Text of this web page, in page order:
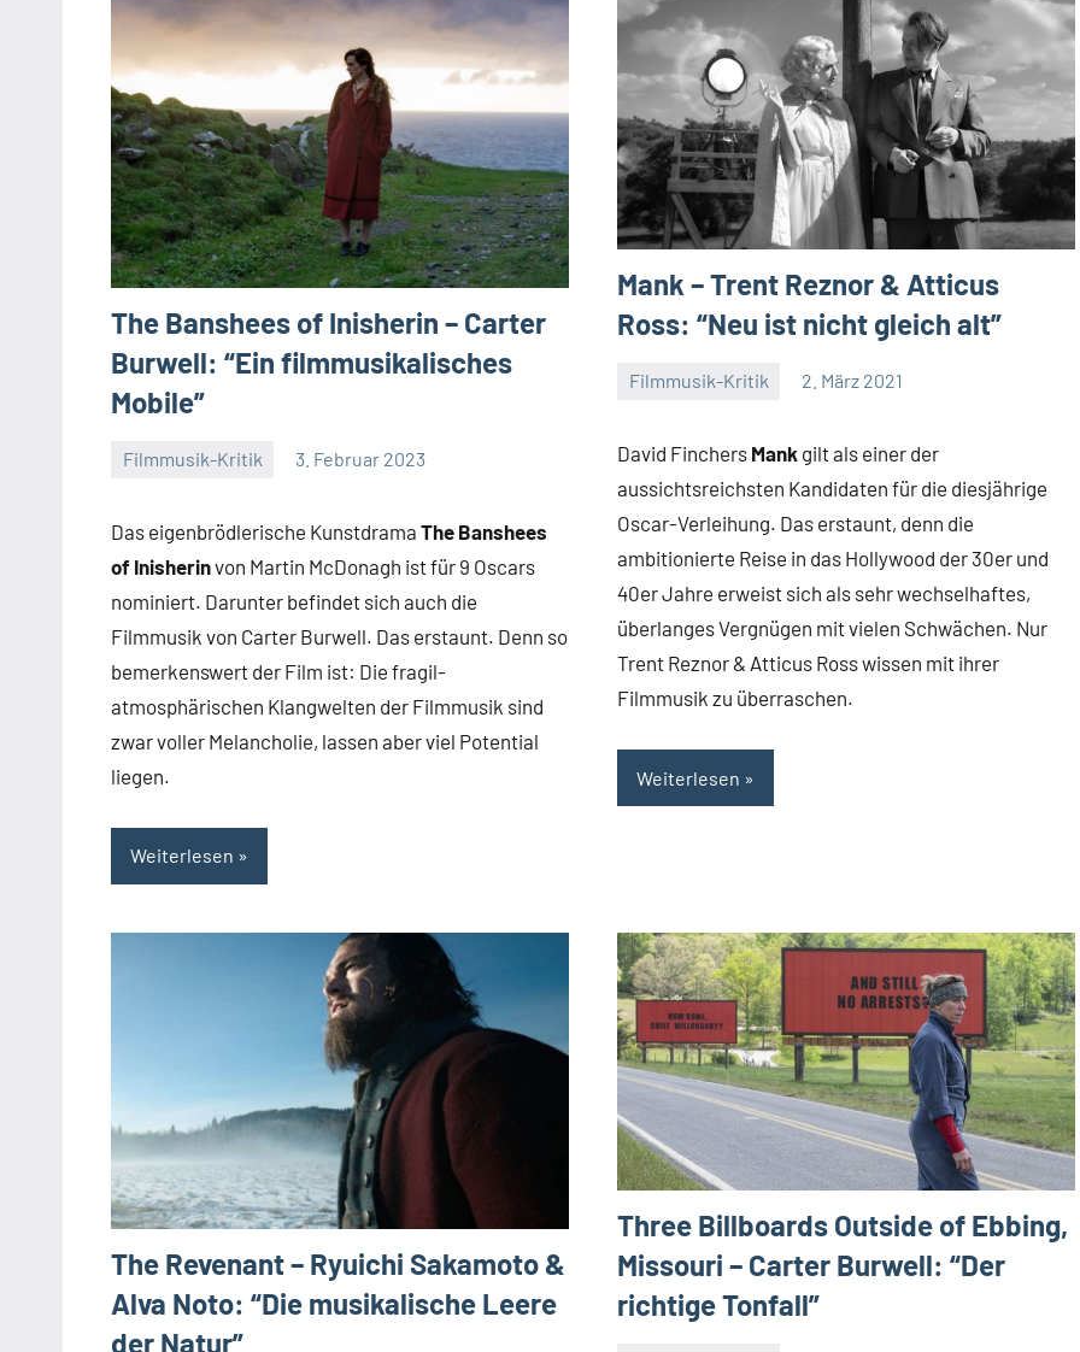
The Banshees of Inisherin – Carter
Burwell: “Ein filmmusikalisches
Mobile”
Filmmusik-Kritik 3. Februar 2023
Das eigenbrödlerische Kunstdrama The Banshees
of Inisherinvon Martin McDonagh ist für 9 Oscars
nominiert. Darunter befindet sich auch die
Filmmusik von Carter Burwell. Das erstaunt. Denn so
bemerkenswert der Film ist: Die fragil-
atmosphärischen Klangwelten der Filmmusik sind
zwar voller Melancholie, lassen aber viel Potential
liegen.
Weiterlesen
Mank – Trent Reznor & Atticus
Ross: “Neu ist nicht gleich alt”
Filmmusik-Kritik 2. März 2021
David Finchers Mank gilt als einer der
aussichtsreichsten Kandidaten für die diesjährige
Oscar-Verleihung. Das erstaunt, denn die
ambitionierte Reise in das Hollywood der 30er und
40er Jahre erweist sich als sehr wechselhaftes,
überlanges Vergnügen mit vielen Schwächen. Nur
Trent Reznor & Atticus Ross wissen mit ihrer
Filmmusik zu überraschen.
Weiterlesen
The Revenant – Ryuichi Sakamoto &
Alva Noto: “Die musikalische Leere
der Natur”
Three Billboards Outside of Ebbing,
Missouri – Carter Burwell: “Der
richtige Tonfall”